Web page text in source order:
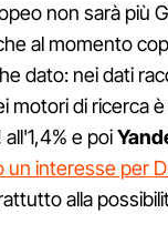
non sarà più
al momento
dato: nei dati
motori di ricerca è
all'1,4% e poi
un interesse per
alla